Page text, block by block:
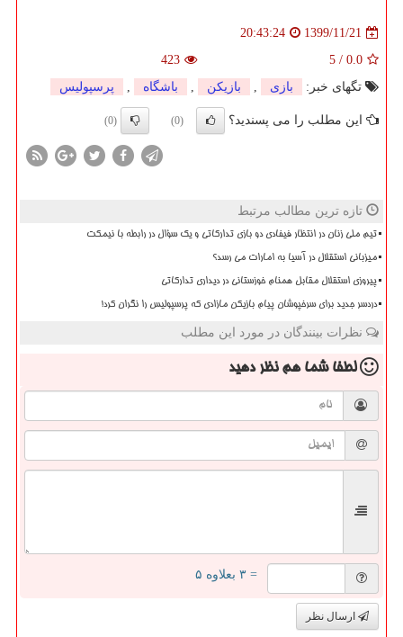
1399/11/21
20:43:24
0.0
/
5
423
تگهای خبر:
بازی , بازیكن , باشگاه , پرسپولیس
این مطلب را می پسندید؟ (0)
(0)
تازه ترین مطالب مرتبط
تیم ملی زنان در انتظار فیفادی دو بازی تدارکاتی و یک سؤال در رابطه با نیمکت
میزبانی استقلال در آسیا به امارات می رسد؟
پیروزی استقلال مقابل همنام خوزستانی در دیداری تدارکاتی
دردسر جدید برای سرخپوشان پیام بازیکن مازادی که پرسپولیس را نگران کرد!
نظرات بینندگان در مورد این مطلب
لطفا شما همنظر دهید
= ۳ بعلاوه ۵
ارسال نظر